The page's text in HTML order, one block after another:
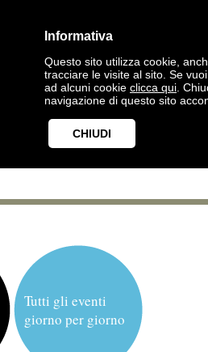
Informativa
Questo sito utilizza cookie,
tracciare le visite al sito. Se
ad alcuni cookie clicca qui .
navigazione di questo sito
CHIUDI
Tutti gli eventi
giorno per giorno